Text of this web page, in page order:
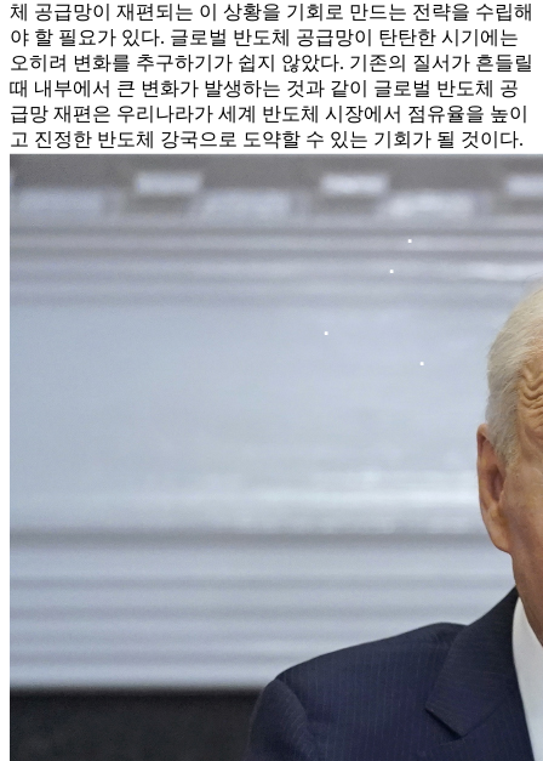
체 공급망이 재편되는 이 상황을 기회로 만드는 전략을 수립해
야 할 필요가 있다. 글로벌 반도체 공급망이 탄탄한 시기에는
오히려 변화를 추구하기가 쉽지 않았다. 기존의 질서가 흔들릴
때 내부에서 큰 변화가 발생하는 것과 같이 글로벌 반도체 공
급망 재편은 우리나라가 세계 반도체 시장에서 점유율을 높이
고 진정한 반도체 강국으로 도약할 수 있는 기회가 될 것이다.